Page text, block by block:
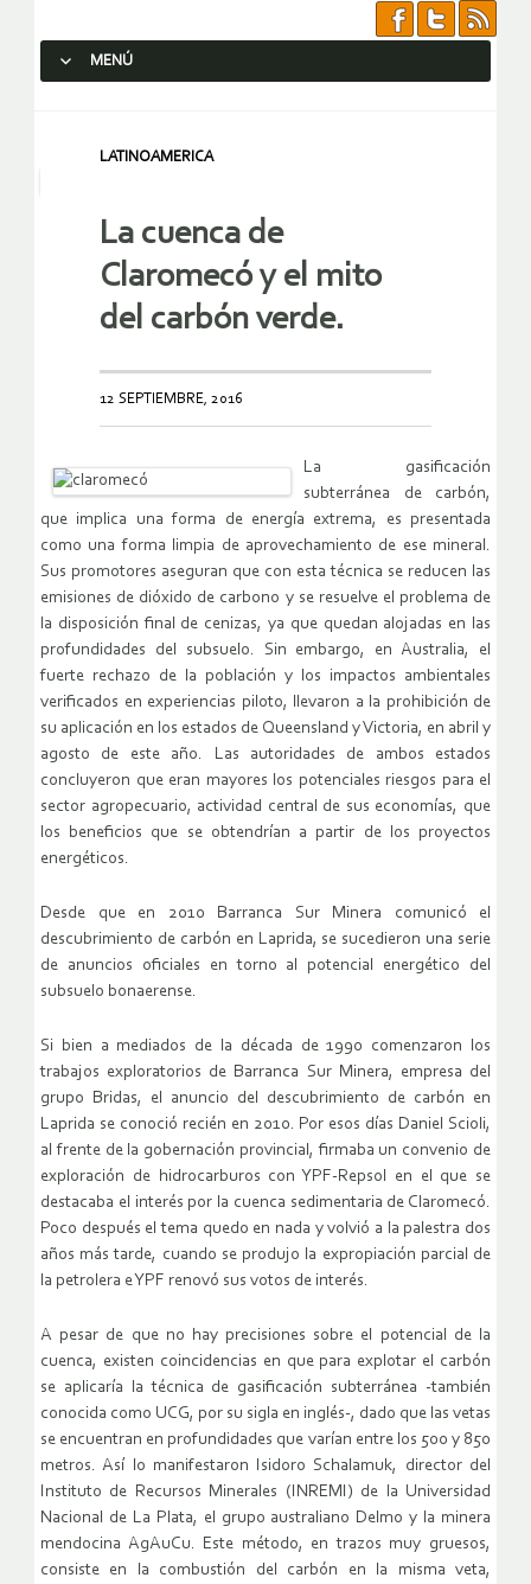
MENÚ
LATINOAMERICA
La cuenca de
Claromecó y el mito
del carbón verde.
12 SEPTIEMBRE, 2016
La gasificación
subterránea de carbón,
que implica una forma de energía extrema, es presentada
como una forma limpia de aprovechamiento de ese mineral.
Sus promotores aseguran que con esta técnica se reducen las
emisiones de dióxido de carbono y se resuelve el problema de
la disposición final de cenizas, ya que quedan alojadas en las
profundidades del subsuelo. Sin embargo, en Australia, el
fuerte rechazo de la población y los impactos ambientales
verificados en experiencias piloto, llevaron a la prohibición de
su aplicación en los estados de Queensland y Victoria, en abril y
agosto de este año. Las autoridades de ambos estados
concluyeron que eran mayores los potenciales riesgos para el
sector agropecuario, actividad central de sus economías, que
los beneficios que se obtendrían a partir de los proyectos
energéticos.
Desde que en 2010 Barranca Sur Minera comunicó el
descubrimiento de carbón en Laprida, se sucedieron una serie
de anuncios oficiales en torno al potencial energético del
subsuelo bonaerense.
Si bien a mediados de la década de 1990 comenzaron los
trabajos exploratorios de Barranca Sur Minera, empresa del
grupo Bridas, el anuncio del descubrimiento de carbón en
Laprida se conoció recién en 2010. Por esos días Daniel Scioli,
al frente de la gobernación provincial, firmaba un convenio de
exploración de hidrocarburos con YPF-Repsol en el que se
destacaba el interés por la cuenca sedimentaria de Claromecó.
Poco después el tema quedo en nada y volvió a la palestra dos
años más tarde, cuando se produjo la expropiación parcial de
la petrolera e YPF renovó sus votos de interés.
A pesar de que no hay precisiones sobre el potencial de la
cuenca, existen coincidencias en que para explotar el carbón
se aplicaría la técnica de gasificación subterránea -también
conocida como UCG, por su sigla en inglés-, dado que las vetas
se encuentran en profundidades que varían entre los 500 y 850
metros. Así lo manifestaron Isidoro Schalamuk, director del
Instituto de Recursos Minerales (INREMI) de la Universidad
Nacional de La Plata, el grupo australiano Delmo y la minera
mendocina AgAuCu. Este método, en trazos muy gruesos,
consiste en la combustión del carbón en la misma veta,